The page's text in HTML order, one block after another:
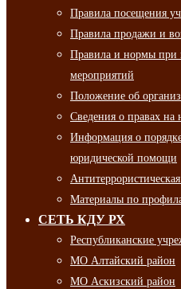
Правила посещения
Правила продажи и
Правила и нормы при
мероприятий
Положение об
Сведения о правах
Информация о
юридической помощи
Материалы по
СЕТЬ КДУ РХ
Республиканские
МО Алтайский район
МО Аскизский район